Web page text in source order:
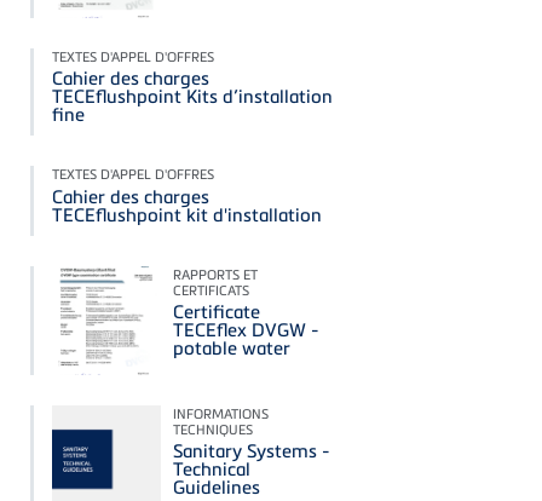
TEXTES D'APPEL D'OFFRES
Cahier des charges
TECEflushpoint Kits d’installation
fine
TEXTES D'APPEL D'OFFRES
Cahier des charges
TECEflushpoint kit d'installation
RAPPORTS ET
CERTIFICATS
Certificate
TECEflex DVGW -
potable water
INFORMATIONS
TECHNIQUES
Sanitary Systems -
Technical
Guidelines